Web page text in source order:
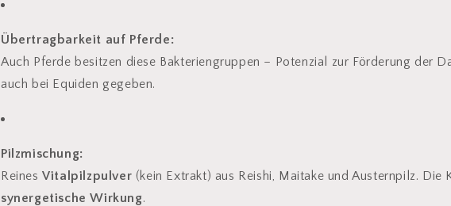
Übertragbarkeit auf Pferde:
Auch Pferde besitzen diese Bakteriengruppen – Potenzial zur Förderung der
auch bei Equiden gegeben.
Pilzmischung:
ReinesVitalpilzpulver (kein Extrakt) aus Reishi, Maitake und Austernpilz. Die
synergetische Wirkung.